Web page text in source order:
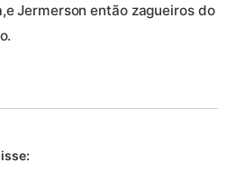
Jermerson então zagueiros do